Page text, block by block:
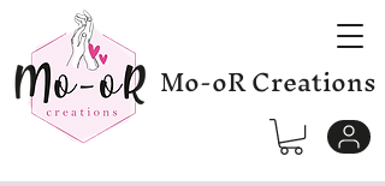
Mo-oR Creations